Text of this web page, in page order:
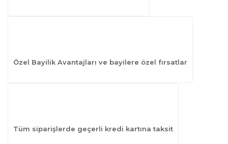
Özel Bayilik Avantajları ve bayilere özel fırsatlar
Tüm siparişlerde geçerli kredi kartına taksit